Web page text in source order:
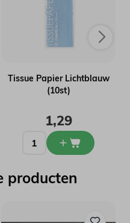
Tissue Papier Lichtblauw
(10st)
1,29
producten